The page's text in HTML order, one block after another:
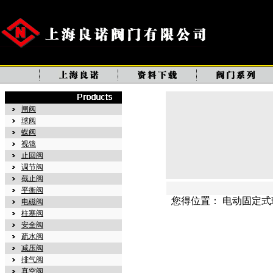
闸阀
球阀
蝶阀
视镜
止回阀
调节阀
截止阀
平衡阀
电磁阀
柱塞阀
安全阀
疏水阀
减压阀
排气阀
真空阀
您得位置： 电动固定